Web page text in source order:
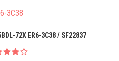
72X ER6-3C38 / SF22837